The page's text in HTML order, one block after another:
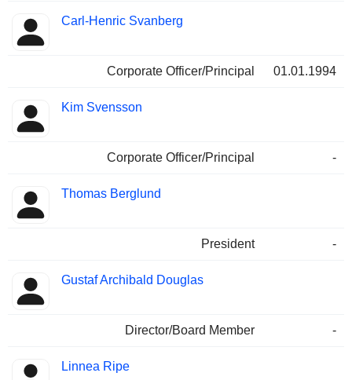
Carl-Henric Svanberg
Corporate Officer/Principal 01.01.1994
Kim Svensson
Corporate Officer/Principal -
Thomas Berglund
President -
Gustaf Archibald Douglas
Director/Board Member -
Linnea Ripe